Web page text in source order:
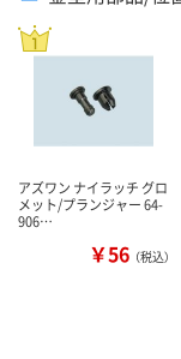
アズワン ナイラッチ グロ
メット/プランジャー 64-
906…
￥56 （税込）